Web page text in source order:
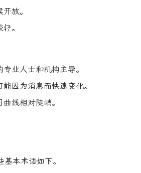
放。
。
业人士和机构主导。
因为消息而快速变化。
线相对陡峭。
本术语如下。